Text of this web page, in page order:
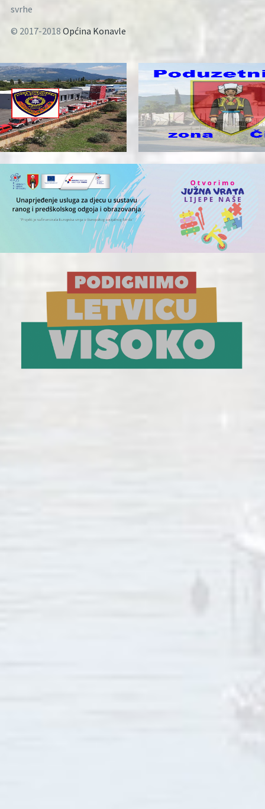
svrhe
© 2017-2018 Općina Konavle